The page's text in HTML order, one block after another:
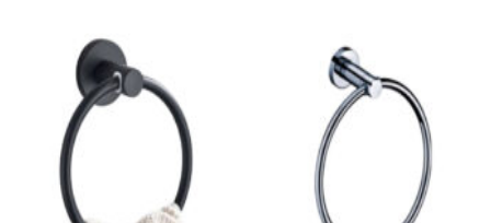
CAESAR
Kệ kính
Phụ kiện phòng tắm
CleanMax
Phụ kiện phòng tắm
DaeShin
Hộp xịt xà phòng
Kệ xà phòng
Phụ kiện phòng tắm Đình